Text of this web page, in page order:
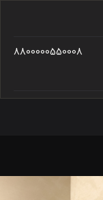
8800000550008